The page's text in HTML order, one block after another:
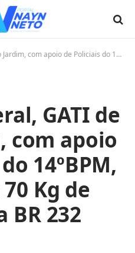
do 14ºBPM, apreendem 70 Kg de maconha na BR 232
GATI de
com apoio
14ºBPM,
Kg de
BR 232